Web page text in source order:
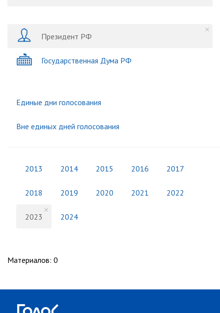
Президент РФ
Государственная Дума РФ
Единые дни голосования
Вне единых дней голосования
2013 2014 2015 2016 2017
2018 2019 2020 2021 2022
2023 2024
Материалов: 0